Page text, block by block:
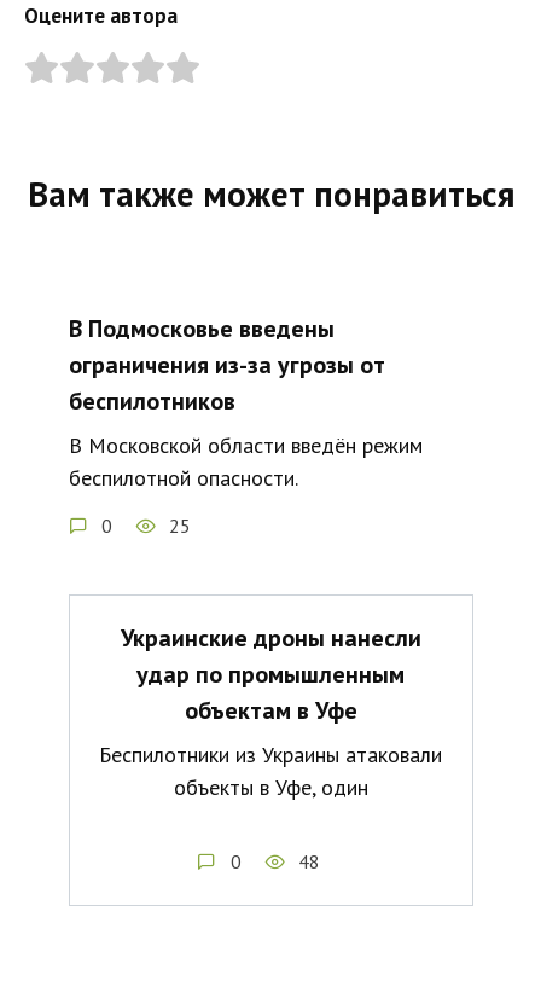
Оцените автора
Вам также может понравиться
В Подмосковье введены
ограничения из-за угрозы от
беспилотников
В Московской области введён режим
беспилотной опасности.
0 25
Украинские дроны нанесли
удар по промышленным
объектам в Уфе
Беспилотники из Украины атаковали
объекты в Уфе, один
0 48